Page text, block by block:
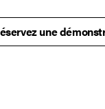
une